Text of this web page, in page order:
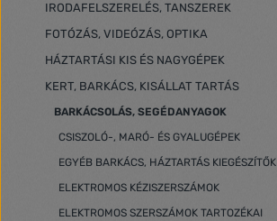
IRODAFELSZERELÉS, TANSZEREK
FOTÓZÁS, VIDEÓZÁS, OPTIKA
HÁZTARTÁSI KIS ÉS NAGYGÉPEK
KERT, BARKÁCS, KISÁLLAT TARTÁS
BARKÁCSOLÁS, SEGÉDANYAGOK
CSISZOLÓ-, MARÓ- ÉS GYALUGÉPEK
EGYÉB BARKÁCS, HÁZTARTÁS KIEGÉSZÍTŐK
ELEKTROMOS KÉZISZERSZÁMOK
ELEKTROMOS SZERSZÁMOK TARTOZÉKAI